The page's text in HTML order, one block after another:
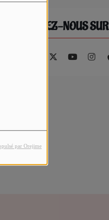
par Orejime
RETROUVEZ-NOUS SUR